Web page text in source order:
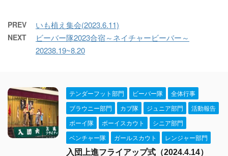
PREV いも植え集会(2023.6.11)
NEXT
ビーバー隊2023合宿～ネイチャービーバー～
20238.19~8.20
テンダーフット部門 ビーバー隊
全体行事
ブラウニー部門
カブ隊 ジュニア部門
活動報告
ボーイ隊
ボーイスカウト
シニア部門
ベンチャー隊
ガールスカウト
レンジャー部門
入団上進フライアップ式（2024.4.14）